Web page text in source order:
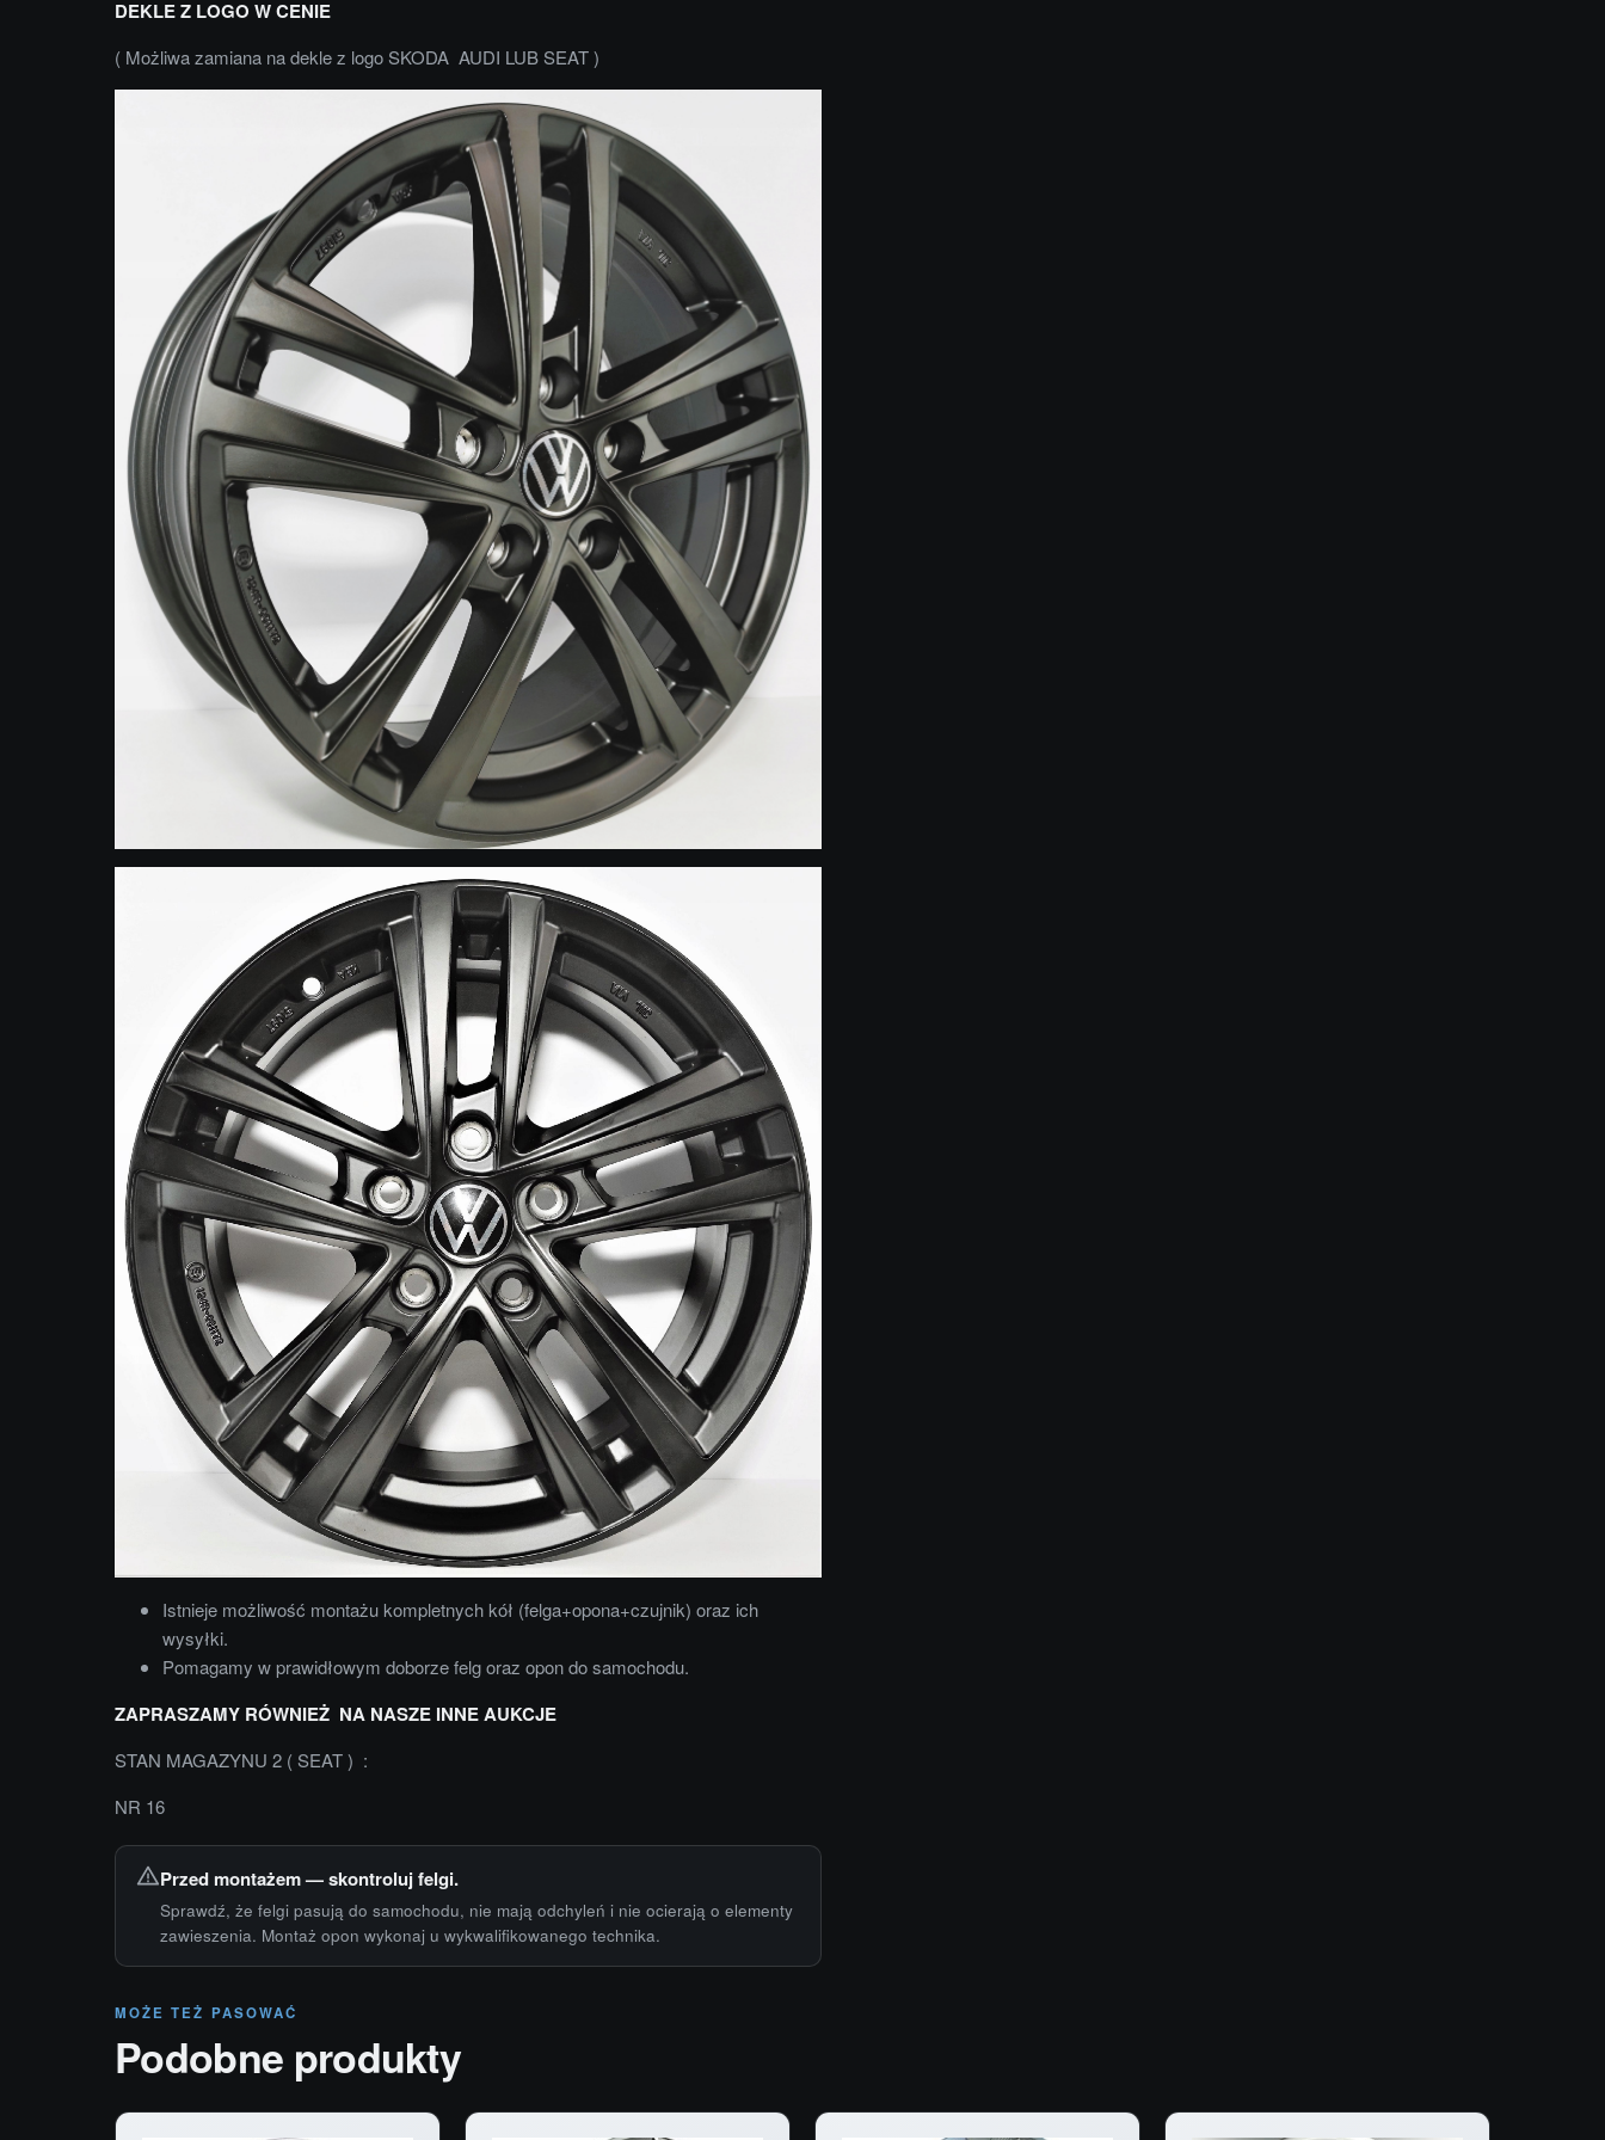
DEKLE Z LOGO W CENIE
( Możliwa zamiana na dekle z logo SKODA AUDI LUB SEAT )
Istnieje możliwość montażu kompletnych kół (felga+opona+czujnik) oraz ich
wysyłki.
Pomagamy w prawidłowym doborze felg oraz opon do samochodu.
ZAPRASZAMY RÓWNIEŻ NA NASZE INNE AUKCJE
STAN MAGAZYNU 2 ( SEAT ) :
NR 16
Przed montażem — skontroluj felgi.
Sprawdź, że felgi pasują do samochodu, nie mają odchyleń i nie ocierają o elementy
zawieszenia. Montaż opon wykonaj u wykwalifikowanego technika.
MOŻE TEŻ PASOWAĆ
Podobne produkty